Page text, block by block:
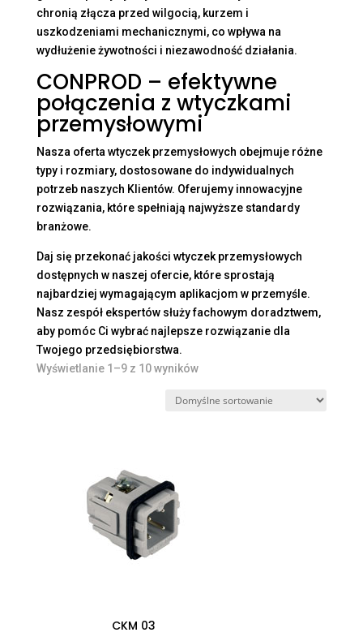
chronią złącza przed wilgocią, kurzem i
uszkodzeniami mechanicznymi, co wpływa na
wydłużenie żywotności i niezawodność działania.
CONPROD – efektywne
połączenia z wtyczkami
przemysłowymi
Nasza oferta wtyczek przemysłowych obejmuje różne
typy i rozmiary, dostosowane do indywidualnych
potrzeb naszych Klientów. Oferujemy innowacyjne
rozwiązania, które spełniają najwyższe standardy
branżowe.
Daj się przekonać jakości wtyczek przemysłowych
dostępnych w naszej ofercie, które sprostają
najbardziej wymagającym aplikacjom w przemyśle.
Nasz zespół ekspertów służy fachowym doradztwem,
aby pomóc Ci wybrać najlepsze rozwiązanie dla
Twojego przedsiębiorstwa.
Wyświetlanie 1–9 z 10 wyników
CKM 03